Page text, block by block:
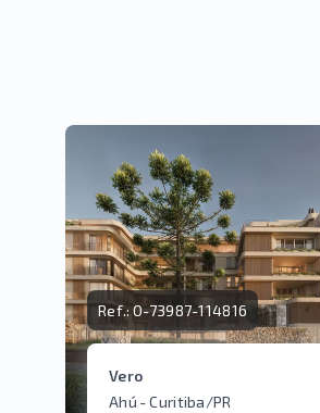
Ref.:O-73987-114816
Vero
Ahú - Curitiba/PR